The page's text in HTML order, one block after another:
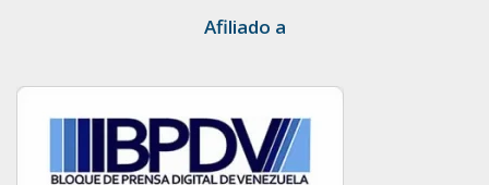
Afiliado a